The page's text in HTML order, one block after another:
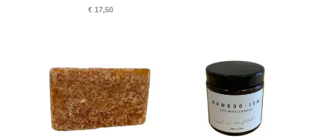
€17,50